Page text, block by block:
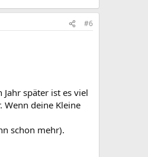
#6
später ist es viel
Wenn deine Kleine
schon mehr).